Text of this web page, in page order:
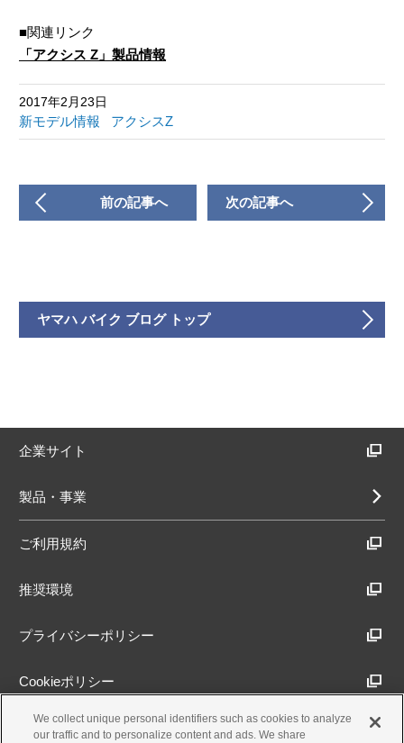
■関連リンク
「アクシス Z」製品情報
2017年2月23日
新モデル情報 アクシスZ
前の記事へ 次の記事へ
ヤマハ バイク ブログ トップ
企業サイト
製品・事業
ご利用規約
推奨環境
プライバシーポリシー
Cookieポリシー
アクセシビリティ方針
We collect unique personal identifiers such as cookies to analyze
our traffic and to personalize content and ads. We share